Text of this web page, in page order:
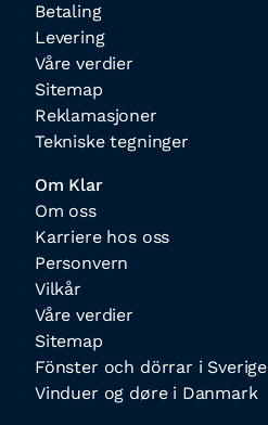
Betaling
Levering
Våre verdier
Sitemap
Reklamasjoner
Tekniske tegninger
Om Klar
Om oss
Karriere hos oss
Personvern
Vilkår
Våre verdier
Sitemap
Fönster och dörrar i Sverige
Vinduer og døre i Danmark